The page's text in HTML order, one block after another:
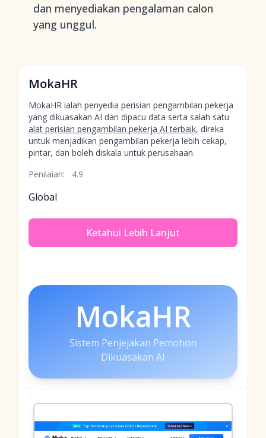
dan menyediakan pengalaman calon
yang unggul.
MokaHR
MokaHR ialah penyedia perisian pengambilan pekerja
yang dikuasakan AI dan dipacu data serta salah satu
alat perisian pengambilan pekerja AI terbaik, direka
untuk menjadikan pengambilan pekerja lebih cekap,
pintar, dan boleh diskala untuk perusahaan.
Penilaian:
4.9
Global
Ketahui Lebih Lanjut
MokaHR
Sistem Penjejakan Pemohon
Dikuasakan AI